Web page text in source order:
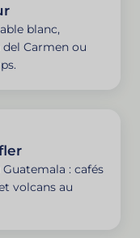
blanc,
Carmen ou
: cafés
volcans au